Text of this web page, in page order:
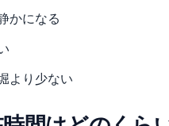
かになる
より少ない